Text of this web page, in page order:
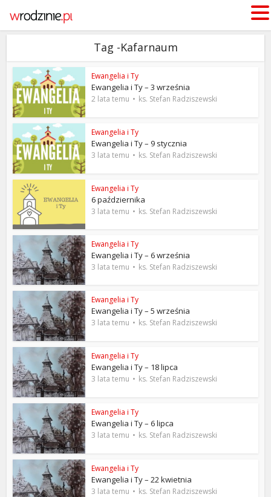
Tag -Kafarnaum
Ewangelia i Ty
Ewangelia i Ty – 3 września
2 lata temu ks. Stefan Radziszewski
Ewangelia i Ty
Ewangelia i Ty – 9 stycznia
3 lata temu ks. Stefan Radziszewski
Ewangelia i Ty
6 października
3 lata temu ks. Stefan Radziszewski
Ewangelia i Ty
Ewangelia i Ty – 6 września
3 lata temu ks. Stefan Radziszewski
Ewangelia i Ty
Ewangelia i Ty – 5 września
3 lata temu ks. Stefan Radziszewski
Ewangelia i Ty
Ewangelia i Ty – 18 lipca
3 lata temu ks. Stefan Radziszewski
Ewangelia i Ty
Ewangelia i Ty – 6 lipca
3 lata temu ks. Stefan Radziszewski
Ewangelia i Ty
Ewangelia i Ty – 22 kwietnia
3 lata temu ks. Stefan Radziszewski